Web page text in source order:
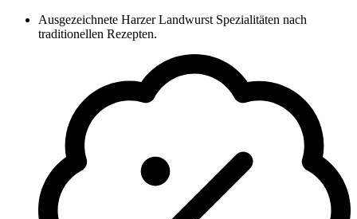
Zum
Ausgezeichnete Harzer Landwurst Spezialitäten nach
traditionellen Rezepten.